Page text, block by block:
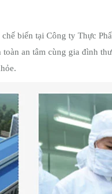
chế biến tại Công ty Thực
an tâm cùng gia đình